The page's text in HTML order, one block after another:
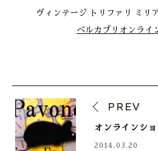
ヴィンテージ トリファリ ミリ
ベルカプリオンライ
PREV
オンラインシ
2014.03.20